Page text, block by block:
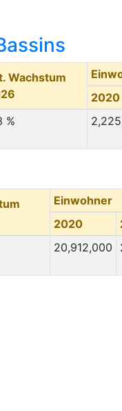
Wachstum
2020
%
Einwohner
2020
20,912,000